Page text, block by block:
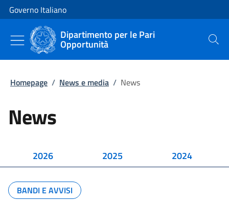
Vai al contenuto
Vai alla navigazione del sito
Governo Italiano
Dipartimento per le Pari
Opportunità Cerca
Homepage / News e media / News
News
2026 2025 2024
BANDI E AVVISI